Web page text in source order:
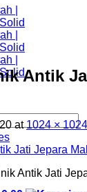
Antik
at1024 × 1024
Antik Jati